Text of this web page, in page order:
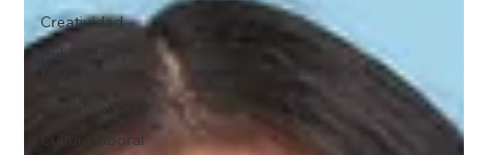
Creatividad
Publicidad y
Colaboradores
Cultura laboral